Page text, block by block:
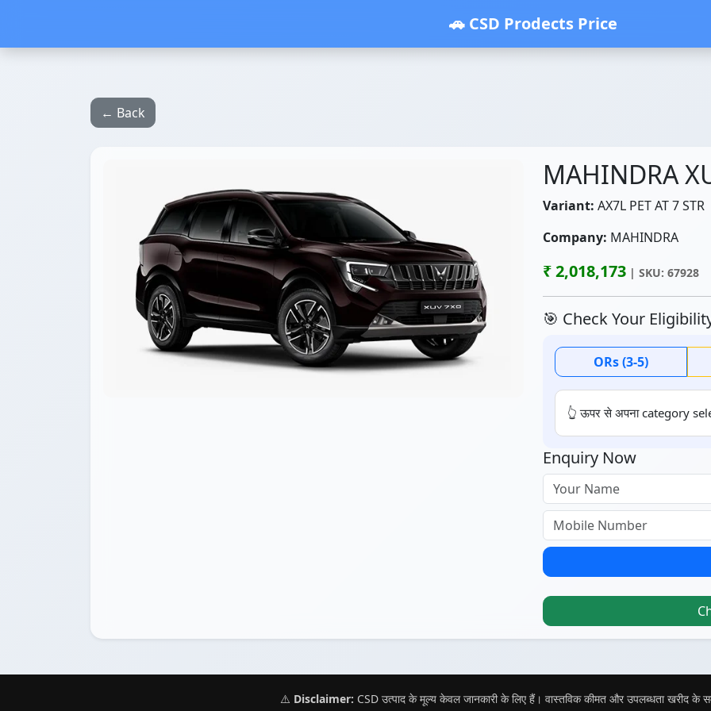
🚗 CSD Prodects Price
← Back
MAHINDRA
Variant: AX7L PET AT 7 STR
Company: MAHINDRA
₹ 2,018,173 | SKU: 67928
🎯 Check Your
ORs (3-5)
👆 ऊपर से अपना category
Enquiry Now
⚠️ Disclaimer: CSD उत्पाद के मूल्य केवल जानकारी के लिए हैं। वास्तविक कीमत और उपलब्धता खरीद के